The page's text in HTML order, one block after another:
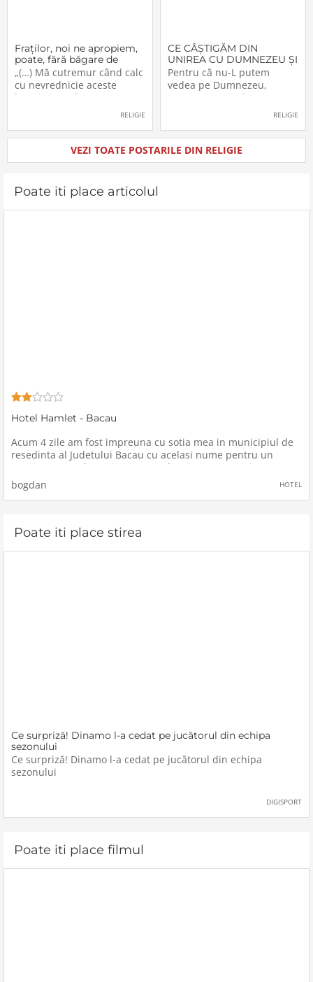
Fraţilor, noi ne apropiem,
poate, fără băgare de
seamă de aceşti «munţi»
„(…) Mă cutremur când calc
cu nevrednicie aceste
locuri pe unde au trecut
înaintaşii noştri. Şi cred că
postura aceasta. M-am
gândit, de multe ori, chiar
când mergeam pe
Beiuşului, prima
RELIGIE
CE CÂŞTIGĂM DIN
UNIREA CU DUMNEZEU ŞI
CU FRAŢII (V)
Pentru că nu-L putem
vedea pe Dumnezeu,
aceasta nu ne răpeşte
libertatea şi dreptul de a-L
înzestrat pe om, creatura
Sa, cu cinci simţuri. Ceea ce
nu vedem simţim, sau
RELIGIE
VEZI TOATE POSTARILE DIN RELIGIE
Poate iti place articolul
Hotel Hamlet - Bacau
Acum 4 zile am fost impreuna cu sotia mea in municipiul de
resedinta al Judetului Bacau cu acelasi nume pentru un
eveniment cat de cat important, dar si pentru a vizita cat ne
permitea timpul.Am fost la acest eveniment, iar cat ne-a mai
permis
bogdan HOTEL
Poate iti place stirea
Ce surpriză! Dinamo l-a cedat pe jucătorul din echipa
sezonului
Ce surpriză! Dinamo l-a cedat pe jucătorul din echipa
sezonului
DIGISPORT
Poate iti place filmul